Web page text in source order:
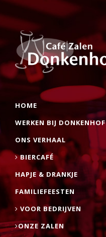
HOME
WERKEN BIJ DONKENHOF
ONS VERHAAL
BIERCAFÉ
HAPJE & DRANKJE
FAMILIEFEESTEN
VOOR BEDRIJVEN
ONZE ZALEN